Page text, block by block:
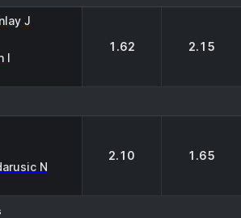
J
I
1.62 2.15
N
2.10 1.65